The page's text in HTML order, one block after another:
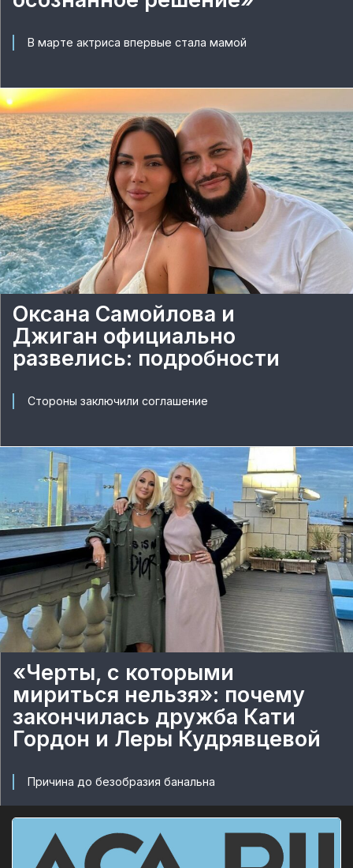
В марте актриса впервые стала мамой
Оксана Самойлова и
Джиган официально
развелись: подробности
Стороны заключили соглашение
«Черты, с которыми
мириться нельзя»: почему
закончилась дружба Кати
Гордон и Леры Кудрявцевой
Причина до безобразия банальна